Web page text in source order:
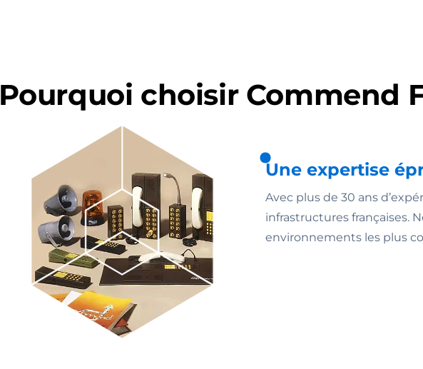
Pourquoi choisir Commend
Une expertise
Avec plus de 30 ans
infrastructures françaises.
environnements les plus